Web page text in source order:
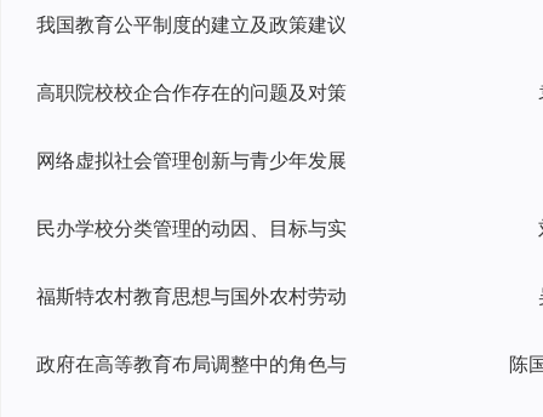
我国教育公平制度的建立及政策建议
高职院校校企合作存在的问题及对策
网络虚拟社会管理创新与青少年发展
民办学校分类管理的动因、目标与实
福斯特农村教育思想与国外农村劳动
政府在高等教育布局调整中的角色与